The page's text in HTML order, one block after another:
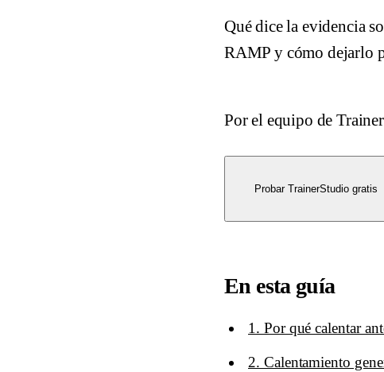
Qué dice la evidencia
RAMP y cómo dejarlo
Por el equipo de
Probar TrainerStudio gratis
En esta guía
1. Por qué calentar
2. Calentamiento